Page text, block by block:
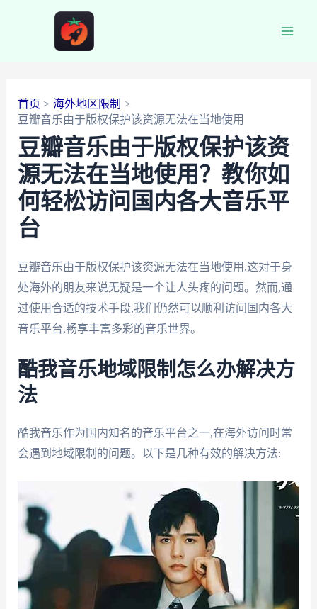
首页
海外地区限制
豆瓣音乐由于版权保护该资源无法在当地使用
豆瓣音乐由于版权保护该资
源无法在当地使用？教你如
何轻松访问国内各大音乐平
台
豆瓣音乐由于版权保护该资源无法在当地使用,这对于身
处海外的朋友来说无疑是一个让人头疼的问题。然而,通
过使用合适的技术手段,我们仍然可以顺利访问国内各大
音乐平台,畅享丰富多彩的音乐世界。
酷我音乐地域限制怎么办解决方
法
酷我音乐作为国内知名的音乐平台之一,在海外访问时常
会遇到地域限制的问题。以下是几种有效的解决方法: